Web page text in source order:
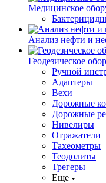
Медицинское
Анализ нефти и
Геодезическое
Ручной
Адаптеры
Вехи
Дорожные
Дорожные
Нивелиры
Отражатели
Тахеометры
Теодолиты
Трегеры
Еще